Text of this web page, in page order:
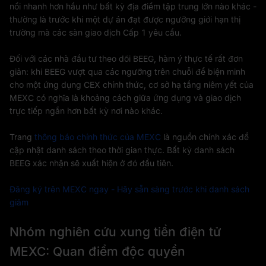
nổi nhanh hơn hầu như bất kỳ địa điểm tập trung lớn nào khác -
thường là trước khi một dự án đạt được ngưỡng giới hạn thị
trường mà các sàn giao dịch Cấp 1 yêu cầu.
Đối với các nhà đầu tư theo dõi BEEG, hàm ý thực tế rất đơn
giản: khi BEEG vượt qua các ngưỡng trên chuỗi để biện minh
cho một ứng dụng CEX chính thức, cơ sở hạ tầng niêm yết của
MEXC có nghĩa là khoảng cách giữa ứng dụng và giao dịch
trực tiếp ngắn hơn bất kỳ nơi nào khác.
Trang thông báo chính thức của MEXC là nguồn chính xác để
cập nhật danh sách theo thời gian thực. Bất kỳ danh sách
BEEG xác nhận sẽ xuất hiện ở đó đầu tiên.
Đăng ký trên MEXC ngay - Hãy sẵn sàng trước khi danh sách
giảm
Nhóm nghiên cứu xung tiền điện tử
MEXC: Quan điểm độc quyền